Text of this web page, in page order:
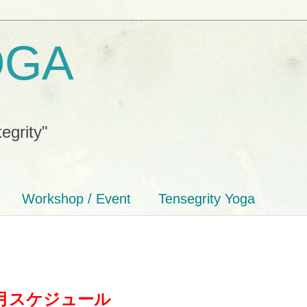
Workshop / Event Tensegrity Yoga
スケジュール